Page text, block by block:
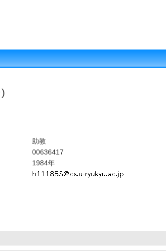
助教
00636417
1984年